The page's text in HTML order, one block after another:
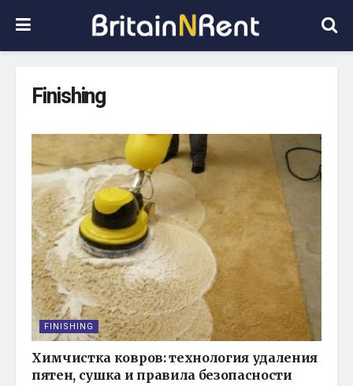
Finishing
FINISHING
Химчистка ковров: технология удаления
пятен, сушка и правила безопасности